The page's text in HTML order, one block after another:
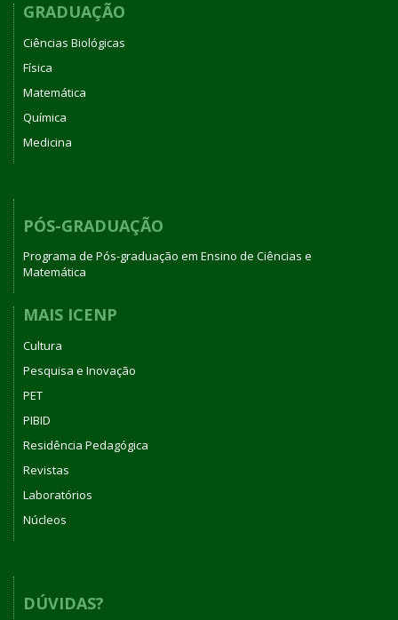
GRADUAÇÃO
Ciências Biológicas
Física
Matemática
Química
Medicina
PÓS-GRADUAÇÃO
Programa de Pós-graduação em Ensino de Ciências e
Matemática
MAIS ICENP
Cultura
Pesquisa e Inovação
PET
PIBID
Residência Pedagógica
Revistas
Laboratórios
Núcleos
DÚVIDAS?